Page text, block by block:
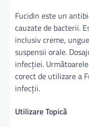
Fucidin este un
cauzate de bacterii.
inclusiv creme,
suspensii orale.
infecției.
corect de utilizare a
infecții.
Utilizare Topică